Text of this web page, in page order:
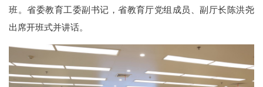
班。省委教育工委副书记，省教育厅党组成员、副厅长陈洪尧
出席开班式并讲话。